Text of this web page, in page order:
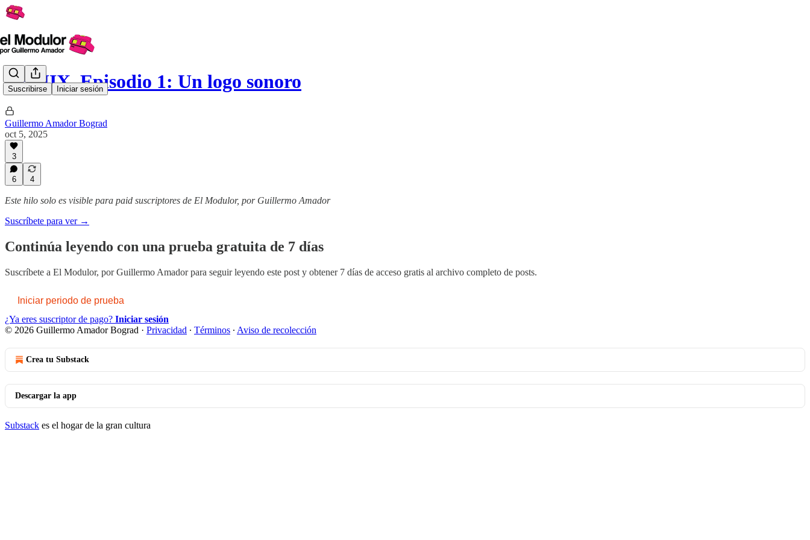
Suscribirse Iniciar sesión
REMIX, Episodio 1: Un logo sonoro
Guillermo Amador Bograd
oct 5, 2025
3
6 4
Este hilo solo es visible para paid suscriptores de El Modulor, por Guillermo Amador
Suscríbete para ver →
Continúa leyendo con una prueba gratuita de 7 días
Suscríbete a El Modulor, por Guillermo Amadorpara seguir leyendo este post y obtener 7 días de acceso gratis al archivo completo de posts.
Iniciar periodo de prueba
¿Ya eres suscriptor de pago? Iniciar sesión
© 2026 Guillermo Amador Bograd · Privacidad ∙ Términos ∙ Aviso de recolección
Crea tu Substack
Descargar la app
Substack es el hogar de la gran cultura